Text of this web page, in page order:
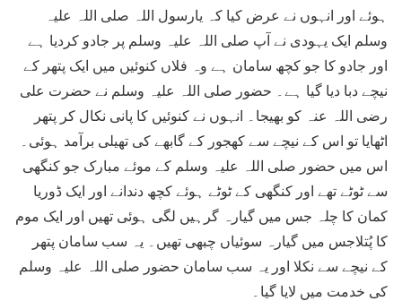
ہوئے اور انہوں نے عرض کیا کہ یارسول اللہ صلی اللہ علیہ
وسلم ایک یہودی نے آپ صلی اللہ علیہ وسلم پر جادو کردیا ہے
اور جادو کا جو کچھ سامان ہے وہ فلاں کنوئیں میں ایک پتھر کے
نیچے دبا دیا گیا ہے۔ حضور صلی اللہ علیہ وسلم نے حضرت علی
رضی اللہ عنہ کو بھیجا۔ انہوں نے کنوئیں کا پانی نکال کر پتھر
اٹھایا تو اس کے نیچے سے کھجور کے گابھے کی تھیلی برآمد ہوئی۔
اس میں حضور صلی اللہ علیہ وسلم کے موئے مبارک جو کنگھی
سے ٹوٹے تھے اور کنگھی کے ٹوٹے ہوئے کچھ دندانے اور ایک ڈوریا
کمان کا چلہ جس میں گیارہ گرہیں لگی ہوئی تھیں اور ایک موم
کا پُتلاجس میں گیارہ سوئیاں چبھی تھیں۔ یہ سب سامان پتھر
کے نیچے سے نکلا اور یہ سب سامان حضور صلی اللہ علیہ وسلم
کی خدمت میں لایا گیا۔